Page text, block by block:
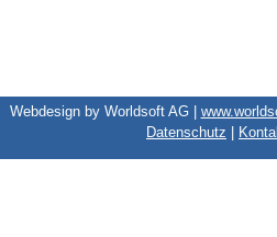
Webdesign by Worldsoft AG |
Datenschutz